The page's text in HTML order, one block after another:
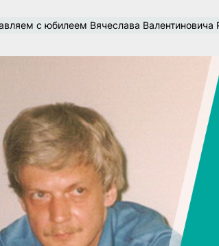
с юбилеем Вячеслава Валентиновича